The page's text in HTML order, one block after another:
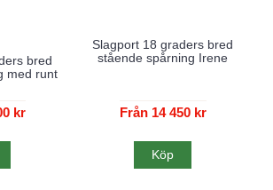
bred
med runt
kr
Slagport 18 graders bred
stående spårning Irene
Från 14 450 kr
Köp